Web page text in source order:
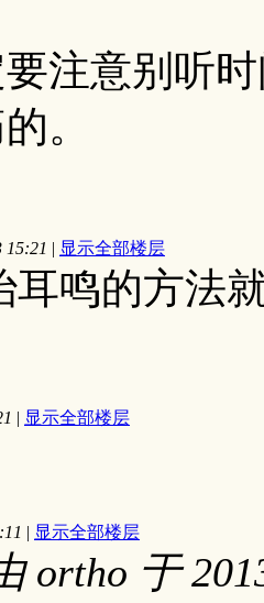
注意别听
。
15:21 | 显示全部楼层
耳鸣的方法
| 显示全部楼层
| 显示全部楼层
ortho 于